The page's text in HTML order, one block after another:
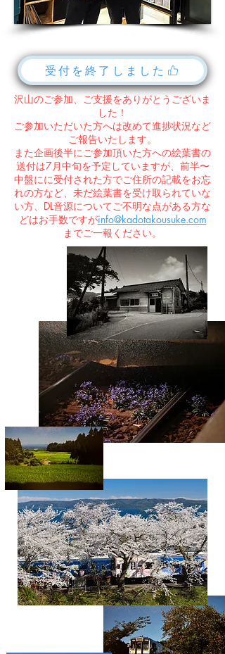
受付を終了しました
沢山のご参加、ご支援をありがとうございま
した！
ご参加いただいた方へは改めて進捗状況など
ご報告いたします。
​また企画後半にご参加頂いた方への絵葉書の
送付は7月中旬を予定していますが、前半〜
中盤にに受付された方でご住所の記載をお忘
れの方など、未だ絵葉書を受け取られていな
い方、DL音源についてご不明な点がある方な
どはお手数ですがinfo@kadotakousuke.com
までご一報ください。